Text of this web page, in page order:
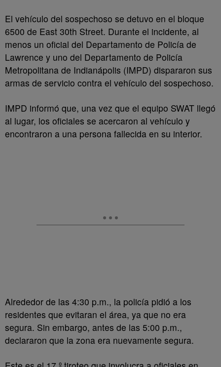
El vehículo del sospechoso se detuvo en el bloque
6500 de East 30th Street. Durante el incidente, al
menos un oficial del Departamento de Policía de
Lawrence y uno del Departamento de Policía
Metropolitana de Indianápolis (IMPD) dispararon sus
armas de servicio contra el vehículo del sospechoso.
IMPD informó que, una vez que el equipo SWAT llegó
al lugar, los oficiales se acercaron al vehículo y
encontraron a una persona fallecida en su interior.
Alrededor de las 4:30 p.m., la policía pidió a los
residentes que evitaran el área, ya que no era
segura. Sin embargo, antes de las 5:00 p.m.,
declararon que la zona era nuevamente segura.